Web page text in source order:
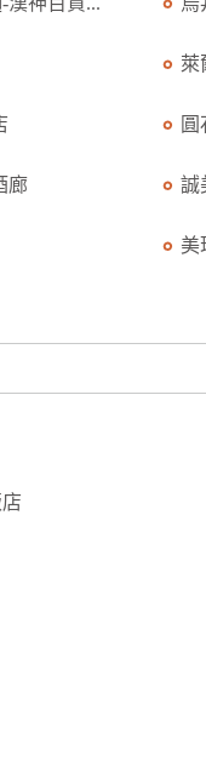
萊
廊 誠
美